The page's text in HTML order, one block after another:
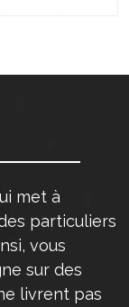
met à
particuliers
vous
sur des
livrent pas